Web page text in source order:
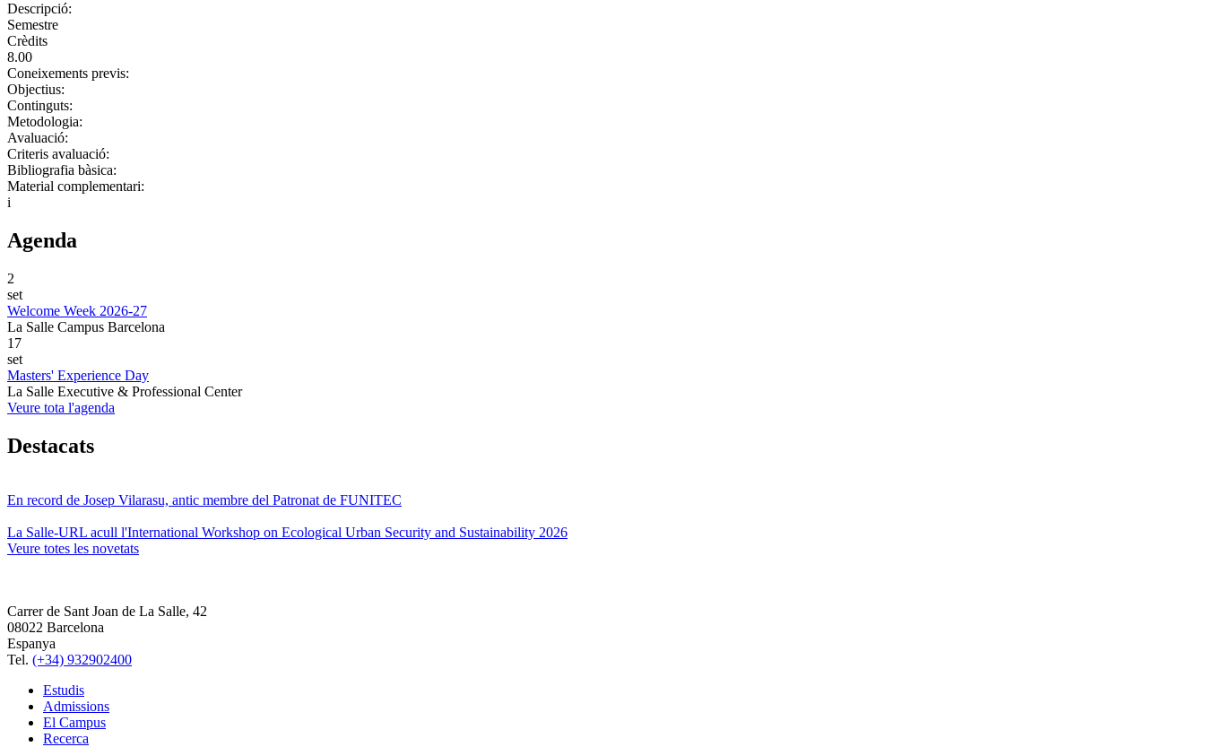
Descripció:
Semestre
Crèdits
8.00
Coneixements previs:
Objectius:
Continguts:
Metodologia:
Avaluació:
Criteris avaluació:
Bibliografia bàsica:
Material complementari:
i
Agenda
2
set
Welcome Week 2026-27
La Salle Campus Barcelona
17
set
Masters' Experience Day
La Salle Executive & Professional Center
Veure tota l'agenda
Destacats
En record de Josep Vilarasu, antic membre del Patronat de FUNITEC
La Salle-URL acull l'International Workshop on Ecological Urban Security and Sustainability 2026
Veure totes les novetats
Carrer de Sant Joan de La Salle, 42
08022 Barcelona
Espanya
Tel. (+34) 932902400
Estudis
Admissions
El Campus
Recerca